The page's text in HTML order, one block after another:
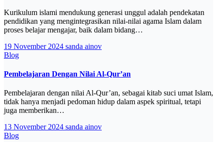
Kurikulum islami mendukung generasi unggul adalah pendekatan
pendidikan yang mengintegrasikan nilai-nilai agama Islam dalam
proses belajar mengajar, baik dalam bidang…
19 November 2024 sanda ainov
Blog
Pembelajaran Dengan Nilai Al-Qur’an
Pembelajaran dengan nilai Al-Qur’an, sebagai kitab suci umat Islam,
tidak hanya menjadi pedoman hidup dalam aspek spiritual, tetapi
juga memberikan…
13 November 2024 sanda ainov
Blog